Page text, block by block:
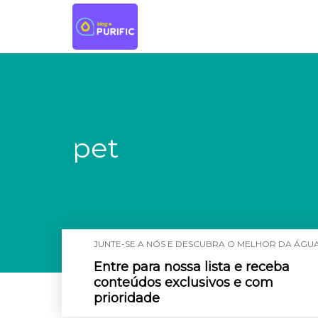
pet
JUNTE-SE A NÓS E DESCUBRA O MELHOR DA
Entre para nossa lista e receba
conteúdos exclusivos e com
prioridade